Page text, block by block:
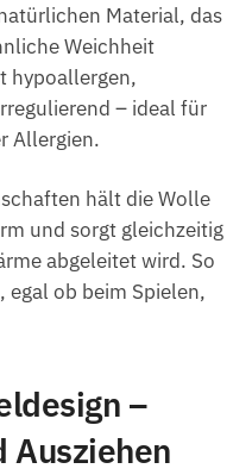
Material, das
Weichheit
hypoallergen,
– ideal für
Allergien.
hält die Wolle
und sorgt gleichzeitig
abgeleitet wird. So
ob beim Spielen,
–
Ausziehen